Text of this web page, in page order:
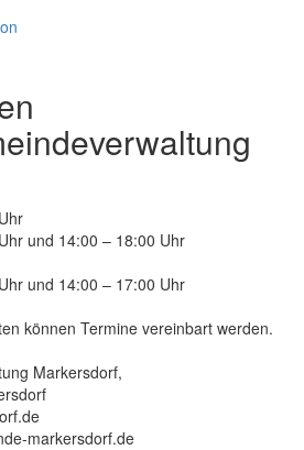
und 14:00 – 18:00 Uhr
und 14:00 – 17:00 Uhr
können Termine vereinbart werden.
Markersdorf,
markersdorf.de